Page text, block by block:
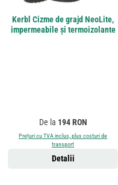
Kerbl Cizme de grajd NeoLite,
impermeabile și termoizolante
Preț obișnuit:
De la 194 RON
Prețuri cu TVA inclus, plus costuri de
transport
Detalii